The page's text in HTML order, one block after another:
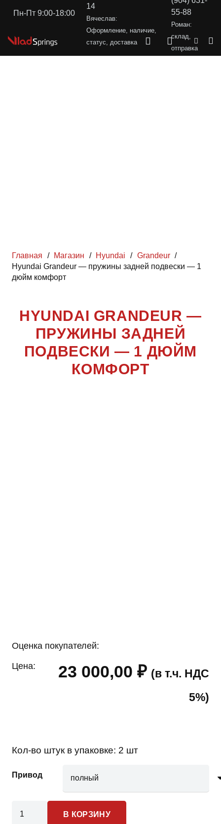
Пн-Пт 9:00-18:00
14
Вячеслав:
Оформление, наличие,
статус, доставка
55-88
Роман:
склад,
отправка
Главная / Магазин / Hyundai / Grandeur /
Hyundai Grandeur — пружины задней подвески — 1
дюйм комфорт
HYUNDAI GRANDEUR —
ПРУЖИНЫ ЗАДНЕЙ
ПОДВЕСКИ — 1 ДЮЙМ
КОМФОРТ
Оценка покупателей:
Цена: 23 000,00 ₽ (в т.ч. НДС
5%)
Кол-во штук в упаковке: 2 шт
Привод
товара
В КОРЗИНУ